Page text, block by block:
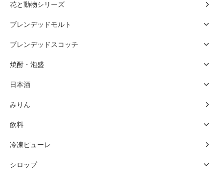
花と動物シリーズ
ブレンデッドモルト
ブレンデッドスコッチ
焼酎・泡盛
日本酒
みりん
飲料
冷凍ピューレ
シロップ